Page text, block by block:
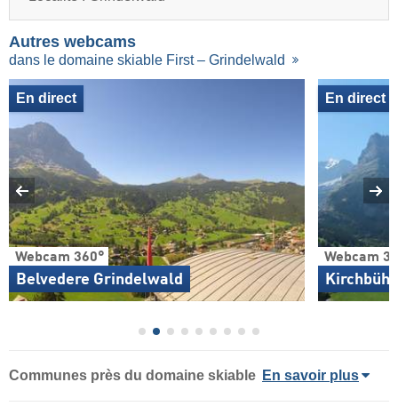
Autres webcams
dans le domaine skiable First – Grindelwald
Webcam 360°
Belvedere Grindelwald
En direct
Webcam
En direct
Communes près du domaine skiable En savoir plus